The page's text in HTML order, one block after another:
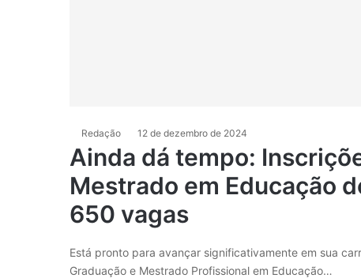
Redação 12 de dezembro de 2024
Ainda dá tempo:
Mestrado em Educação
650 vagas
Está pronto para avançar significativamente em sua
Graduação e Mestrado Profissional em Educação…